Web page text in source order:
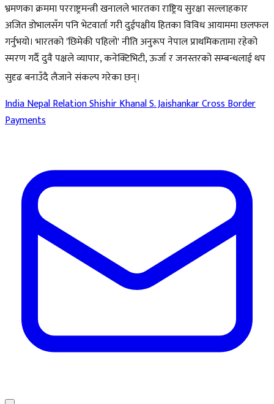
भ्रमणका क्रममा परराष्ट्रमन्त्री खनालले भारतका राष्ट्रिय सुरक्षा सल्लाहकार
अजित डोभालसँग पनि भेटवार्ता गरी दुईपक्षीय हितका विविध आयाममा छलफल
गर्नुभयो।भारतको 'छिमेकी पहिलो' नीति अनुरूप नेपाल प्राथमिकतामा रहेको
स्मरण गर्दै दुवै पक्षले व्यापार, कनेक्टिभिटी, ऊर्जा र जनस्तरको सम्बन्धलाई थप
सुदृढ बनाउँदै लैजाने संकल्प गरेका छन्।
India Nepal RelationShishir KhanalS. JaishankarCross Border
Payments